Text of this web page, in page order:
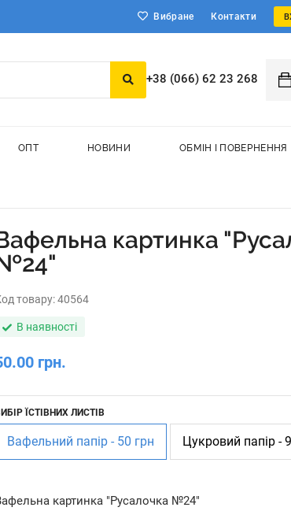
Вибране Контакти
+38 (066) 62 23 268
ОПТ НОВИНИ ОБМІН І ПОВЕРНЕННЯ
картинка
товару:40564
В наявності
грн.
ЇСТІВНИХ ЛИСТІВ
Вафельний папір - 50 грн Цукровий папір -
картинка "Русалочка №24"